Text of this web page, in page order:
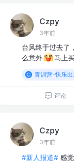
Czpy
3年前
台风终于过去了
么意外
马上
青训营-快乐出
评论
Czpy
3年前
#新人报道# 感